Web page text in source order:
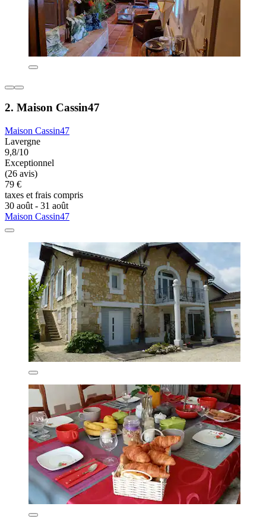
2. Maison Cassin47
Maison Cassin47
Lavergne
9,8/10
Exceptionnel
(26 avis)
79 €
taxes et frais compris
30 août - 31 août
Maison Cassin47